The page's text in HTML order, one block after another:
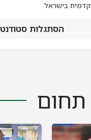
בישראל
הסתגלות
תחום